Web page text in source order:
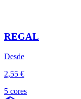
REGAL
Desde
2,55 €
5 cores